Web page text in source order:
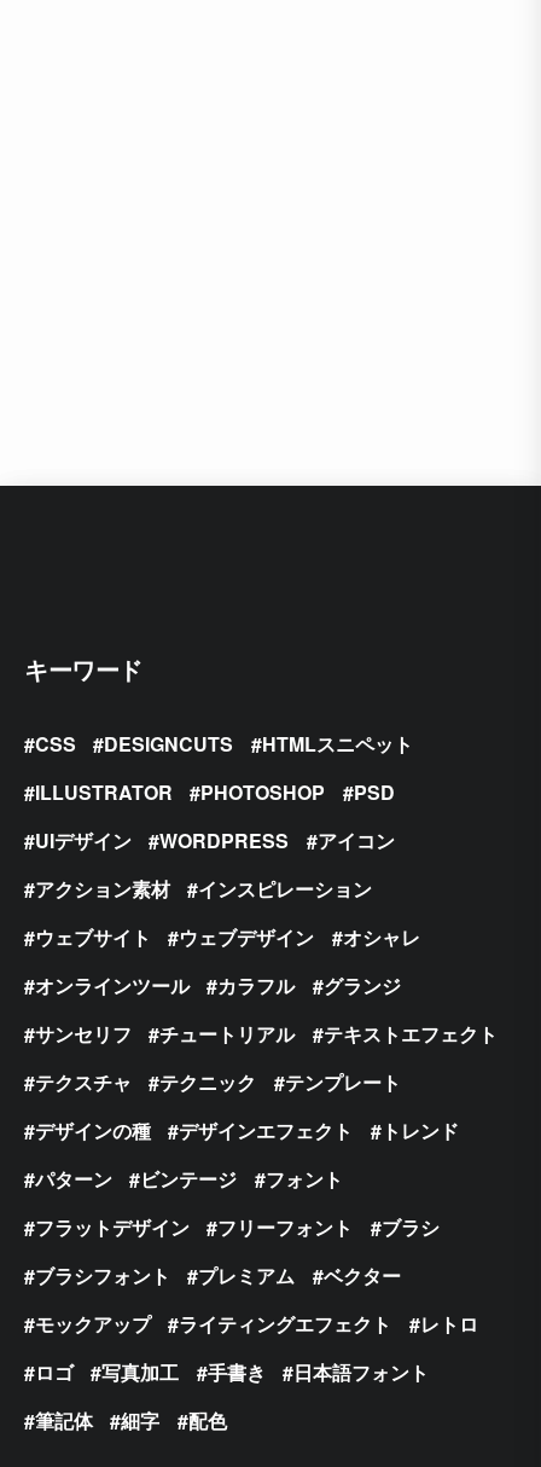
キーワード
CSS DESIGNCUTS
HTMLスニペット
ILLUSTRATOR
PHOTOSHOP
PSD
UIデザイン
WORDPRESS
アイコン
アクション素材
インスピレーション
ウェブサイト
ウェブデザイン
オシャレ
オンラインツール
カラフル
グランジ
サンセリフ
チュートリアル
テキストエフェクト
テクスチャ
テクニック
テンプレート
デザインの種
デザインエフェクト
トレンド
パターン
ビンテージ
フォント
フラットデザイン
フリーフォント
ブラシ
ブラシフォント
プレミアム
ベクター
モックアップ
ライティングエフェクト
レトロ
ロゴ
写真加工 手書き
日本語フォント
筆記体
細字 配色